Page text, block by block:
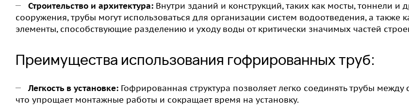
Строительство и архитектура: Внутри зданий и конструкций, таких как мосты, тоннели и
сооружения, трубы могут использоваться для организации систем водоотведения, а также
элементы, способствующие разделению и уходу воды от критически значимых частей
Преимущества использования гофрированных труб:
Легкость в установке: Гофрированная структура позволяет легко соединять трубы между
что упрощает монтажные работы и сокращает время на установку.